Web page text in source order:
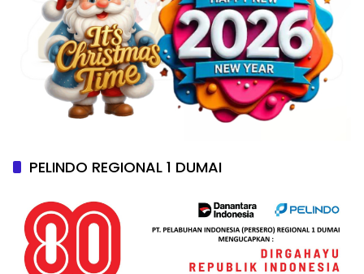
PELINDO REGIONAL 1 DUMAI